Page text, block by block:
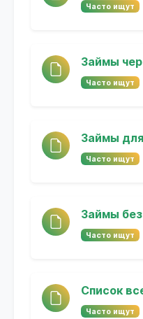
Часто ищут
Займы
Часто ищут
Займы
Часто ищут
Займы
Часто ищут
Список
Часто ищут